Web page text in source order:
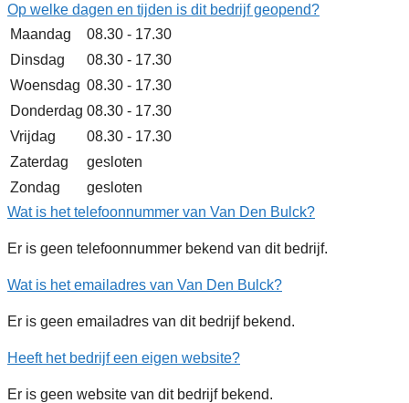
Op welke dagen en tijden is dit bedrijf geopend?
Maandag
08.30 - 17.30
Dinsdag
08.30 - 17.30
Woensdag 08.30 - 17.30
Donderdag 08.30 - 17.30
Vrijdag
08.30 - 17.30
Zaterdag
gesloten
Zondag
gesloten
Wat is het telefoonnummer van Van Den Bulck?
Er is geen telefoonnummer bekend van dit bedrijf.
Wat is het emailadres van Van Den Bulck?
Er is geen emailadres van dit bedrijf bekend.
Heeft het bedrijf een eigen website?
Er is geen website van dit bedrijf bekend.